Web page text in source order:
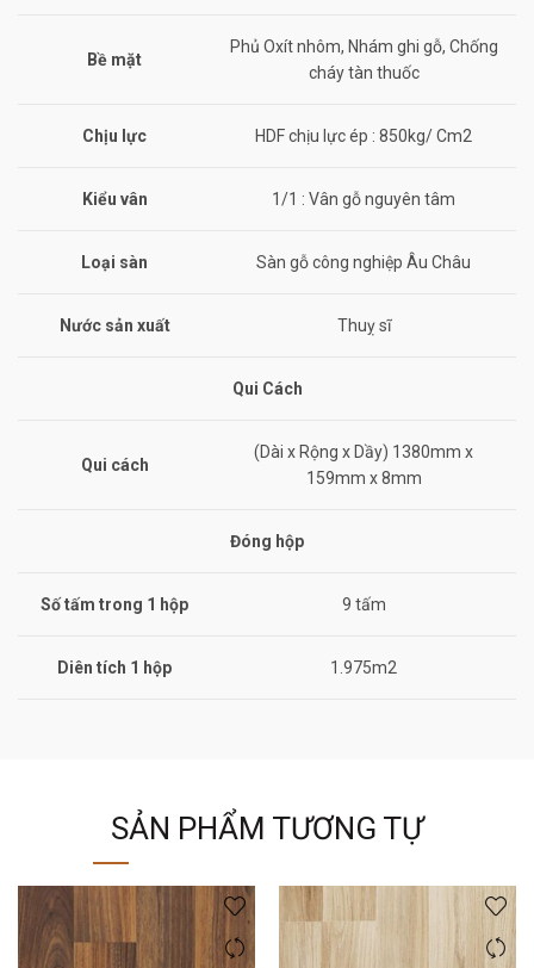
Bề mặt
Phủ Oxít nhôm, Nhám ghi gỗ, Chống
cháy tàn thuốc
Chịu lực HDF chịu lực ép : 850kg/ Cm2
Kiểu vân 1/1 : Vân gỗ nguyên tâm
Loại sàn Sàn gỗ công nghiệp Âu Châu
Nước sản xuất Thuỵ sĩ
Qui Cách
Qui cách
(Dài x Rộng x Dầy) 1380mm x
159mm x 8mm
Đóng hộp
Số tấm trong 1 hộp 9 tấm
Diên tích 1 hộp 1.975m2
SẢN PHẨM TƯƠNG TỰ